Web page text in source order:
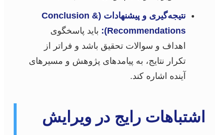
نتیجه‌گیری و پیشنهادات (Conclusion &
Recommendations):
باید پاسخگوی
اهداف و سوالات تحقیق باشد و فراتر از
تکرار نتایج، به پیامدهای پژوهش و مسیرهای
آینده اشاره کند.
اشتباهات رایج در ویرایش